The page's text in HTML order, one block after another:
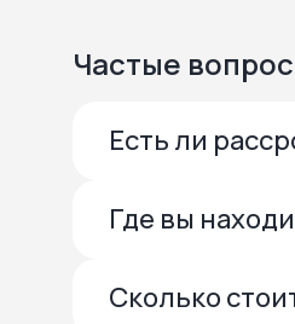
Частые
Есть ли
Где вы
Сколько